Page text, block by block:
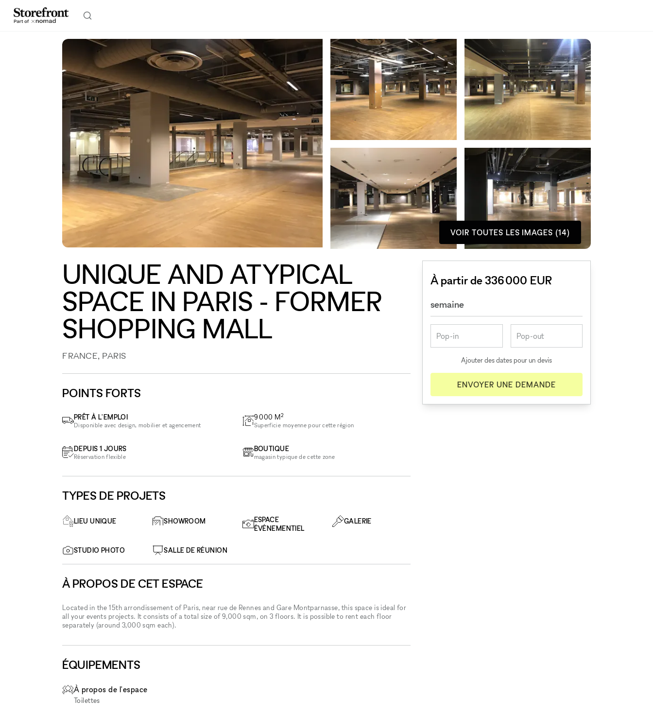
VOIR TOUTES LES IMAGES (14)
UNIQUE AND ATYPICAL
SPACE IN PARIS - FORMER
SHOPPING MALL
FRANCE, PARIS
POINTS FORTS
PRÊT À L'EMPLOI
Disponible avec design, mobilier et agencement
DEPUIS 1 JOURS
Réservation flexible
9 000 M2
Superficie moyenne pour cette région
BOUTIQUE
magasin typique de cette zone
TYPES DE PROJETS
LIEU UNIQUE SHOWROOM
ESPACE
ÉVÉNEMENTIEL
GALERIE
STUDIO PHOTO SALLE DE RÉUNION
À PROPOS DE CET ESPACE
Located in the 15th arrondissement of Paris, near rue de Rennes and Gare Montparnasse, this space is ideal for
all your events projects. It consists of a total size of 9,000 sqm, on 3 floors. It is possible to rent each floor
separately (around 3,000 sqm each).
ÉQUIPEMENTS
À propos de l'espace
Toilettes
À partir de 336 000 EUR
semaine
Ajouter des dates pour un devis
ENVOYER UNE DEMANDE